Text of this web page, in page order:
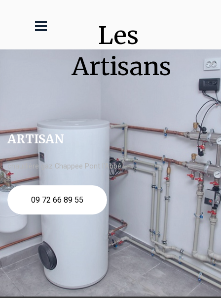
Les
Artisans
ARTISAN
chaudière gaz Chappee Pont l'Abbé
09 72 66 89 55